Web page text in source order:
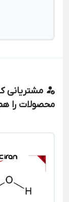
مشتریانی
محصولات را